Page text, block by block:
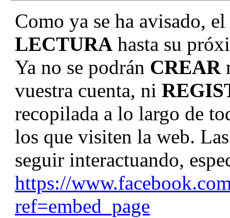
Como ya se ha avisado,
LECTURA hasta su
Ya no se podrán CREAR
vuestra cuenta, ni
recopilada a lo largo de
los que visiten la web.
seguir interactuando,
https://
ref=embed_page